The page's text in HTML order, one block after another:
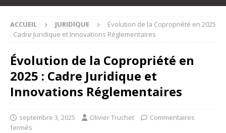
ACCUEIL JURIDIQUE
Évolution de la Copropriété en 2025
: Cadre Juridique et Innovations Réglementaires
Évolution de la Copropriété en
2025 : Cadre Juridique et
Innovations Réglementaires
septembre 3, 2025 Olivier Truchet
Commentaires
fermés